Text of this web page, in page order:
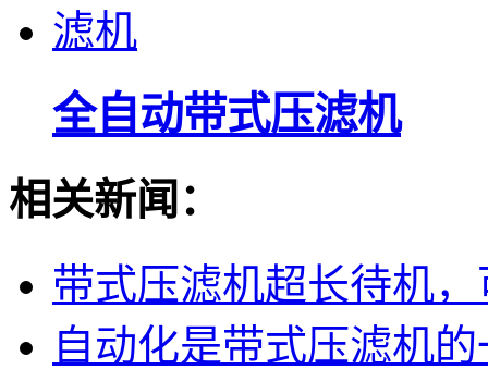
全自动带式压滤机
相关新闻：
带式压滤机超长待机
自动化是带式压滤机